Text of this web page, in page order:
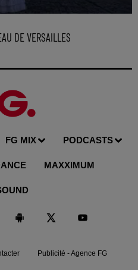
DE VERSAILLES
FG MIX PODCASTS
MAXXIMUM
Publicité - Agence FG